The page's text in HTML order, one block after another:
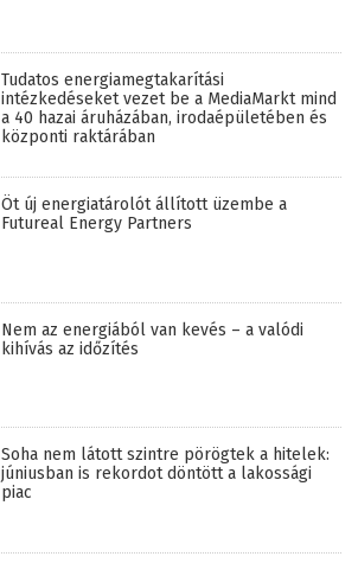
Tudatos energiamegtakarítási
intézkedéseket vezet be a MediaMarkt mind
a 40 hazai áruházában, irodaépületében és
központi raktárában
Öt új energiatárolót állított üzembe a
Futureal Energy Partners
Nem az energiából van kevés – a valódi
kihívás az időzítés
Soha nem látott szintre pörögtek a hitelek:
júniusban is rekordot döntött a lakossági
piac